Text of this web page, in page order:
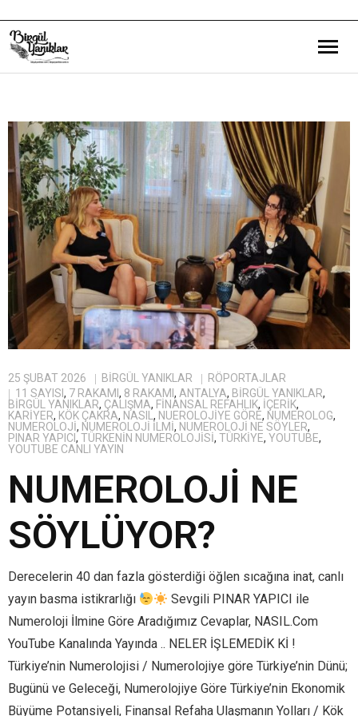
Eğitim Yazılarım
Gezi ve Kültür Yazılarım
Röportajlarım
Destek Olduğum Projeler
Yürüttüğüm Projeler
25 ŞUBAT 2026 BIRGÜL YANIKLAR
RÖPORTAJLAR
11 SAYISI , 7 RAKAMI , 8 RAKAMI , ANTALYA, BİRGÜL YANIKLAR,
BIRGÜL YANIKLAR, ÇALIŞMA, FINANSAL REFAHLIK, IÇERIK,
KARIYER, KÖK ÇAKRA, NASIL, NUEROLOJIYE GÖRE, NUMEROLOG,
NUMEROLOJI, NUMEROLOJI İLMI, NUMEROLOJI NE SÖYLER,
PINAR YAPICI , TÜRKENIN NUMEROLOJISI, TÜRKIYE, YOUTUBE,
YOUTUBE CANLI YAYIN
NUMEROLOJİ NE
SÖYLÜYOR?
Derecelerin 40 dan fazla gösterdiği öğlen sıcağına inat, canlı
yayın basma istikrarlığı
Sevgili PINAR YAPICI ile
Numeroloji İlmine Göre Aradığımız Cevaplar, NASIL.Com
YouTube Kanalında Yayında .. NELER İŞLEMEDİK Kİ !
Türkiye’nin Numerolojisi / Numerolojiye göre Türkiye’nin Dünü;
Bugünü ve Geleceği, Numerolojiye Göre Türkiye’nin Ekonomik
Büyüme Potansiyeli, Finansal Refaha Ulaşmanın Yolları / Kök